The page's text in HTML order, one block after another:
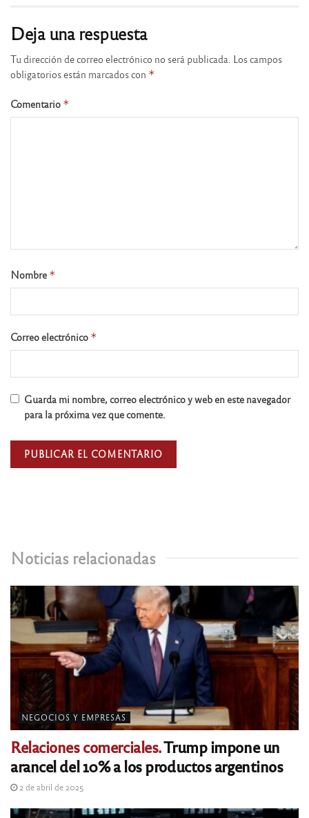
Noticias relacionadas
NEGOCIOS Y EMPRESAS
Relaciones comerciales.Trump impone un
arancel del 10% a los productos argentinos
2 de abril de 2025
Deja una respuesta
Tu dirección de correo electrónico no será publicada. Los campos
obligatorios están marcados con *
Comentario *
Nombre *
Correo electrónico *
Guarda mi nombre, correo electrónico y web en este navegador
para la próxima vez que comente.